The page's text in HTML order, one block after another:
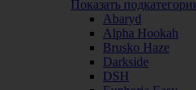
Показать
Abaryd
Alpha Hookah
Brusko Haze
Darkside
DSH